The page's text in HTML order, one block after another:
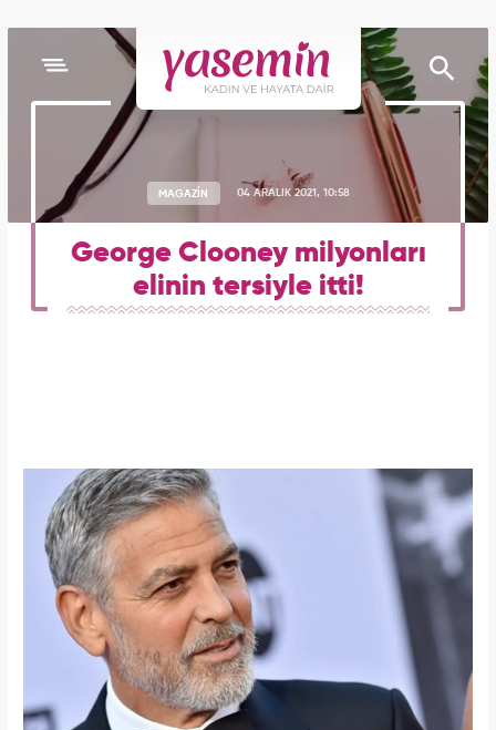
MAGAZİN 04 ARALIK 2021, 10:58
George Clooney milyonları
elinin tersiyle itti!